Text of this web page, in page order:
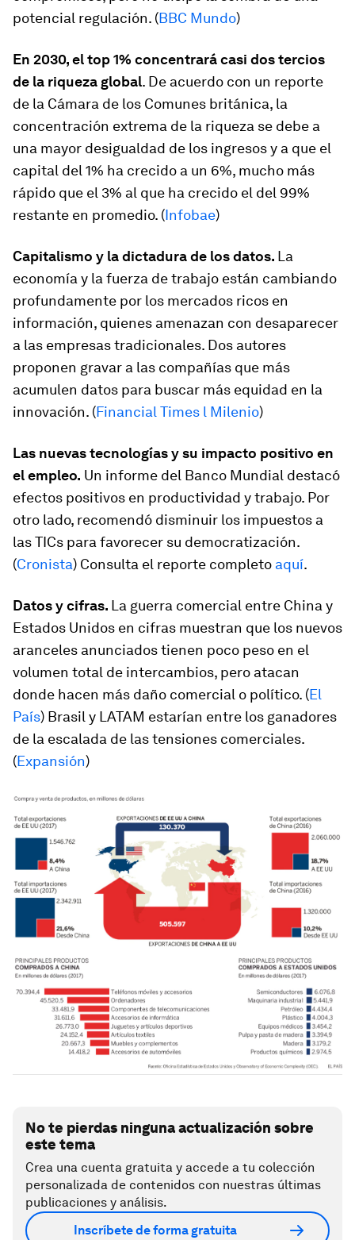
potencial regulación. (BBC Mundo)
En 2030, el top 1% concentrará casi dos tercios
de la riqueza global. De acuerdo con un reporte
de la Cámara de los Comunes británica, la
concentración extrema de la riqueza se debe a
una mayor desigualdad de los ingresos y a que el
capital del 1% ha crecido a un 6%, mucho más
rápido que el 3% al que ha crecido el del 99%
restante en promedio. (Infobae)
Capitalismo y la dictadura de los datos. La
economía y la fuerza de trabajo están cambiando
profundamente por los mercados ricos en
información, quienes amenazan con desaparecer
a las empresas tradicionales. Dos autores
proponen gravar a las compañías que más
acumulen datos para buscar más equidad en la
innovación. (Financial Times l Milenio)
Las nuevas tecnologías y su impacto positivo en
el empleo. Un informe del Banco Mundial destacó
efectos positivos en productividad y trabajo. Por
otro lado, recomendó disminuir los impuestos a
las TICs para favorecer su democratización.
(Cronista) Consulta el reporte completo aquí.
Datos y cifras. La guerra comercial entre China y
Estados Unidos en cifras muestran que los nuevos
aranceles anunciados tienen poco peso en el
volumen total de intercambios, pero atacan
donde hacen más daño comercial o político. (El
País) Brasil y LATAM estarían entre los ganadores
de la escalada de las tensiones comerciales.
(Expansión)
No te pierdas ninguna actualización sobre
este tema
Crea una cuenta gratuita y accede a tu colección
personalizada de contenidos con nuestras últimas
publicaciones y análisis.
Inscríbete de forma gratuita